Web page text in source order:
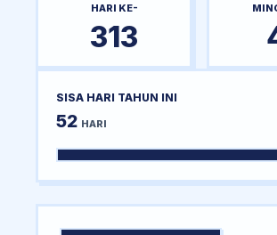
HARI KE-
313
SISA HARI TAHUN INI
52 HARI